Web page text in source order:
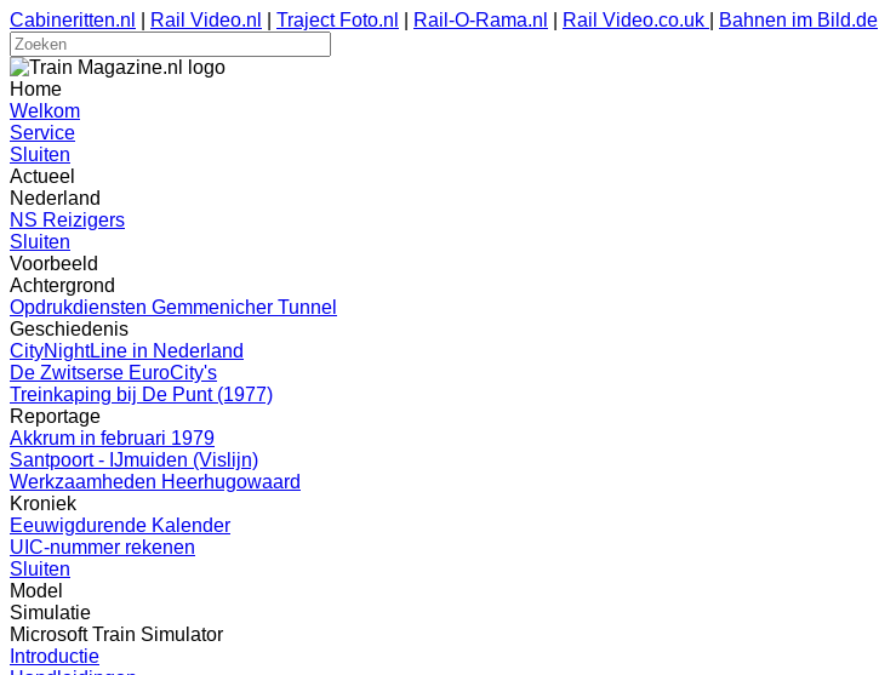
Cabineritten.nl Rail Video.nl Traject Foto.nl Rail-O-Rama.nl Rail Video.co.uk Bahnen im Bild.de
Home
Welkom
Service
Sluiten
Actueel
Nederland
NS Reizigers
Sluiten
Voorbeeld
Achtergrond
Opdrukdiensten Gemmenicher Tunnel
Geschiedenis
CityNightLine in Nederland
De Zwitserse EuroCity's
Treinkaping bij De Punt (1977)
Reportage
Akkrum in februari 1979
Santpoort - IJmuiden (Vislijn)
Werkzaamheden Heerhugowaard
Kroniek
Eeuwigdurende Kalender
UIC-nummer rekenen
Sluiten
Model
Simulatie
Microsoft Train Simulator
Introductie